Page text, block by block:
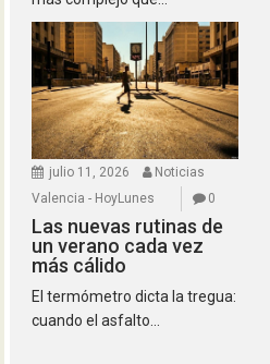
julio 11, 2026
Noticias
Valencia - HoyLunes
0
Las nuevas rutinas de
un verano cada vez
más cálido
El termómetro dicta la tregua:
cuando el asfalto...